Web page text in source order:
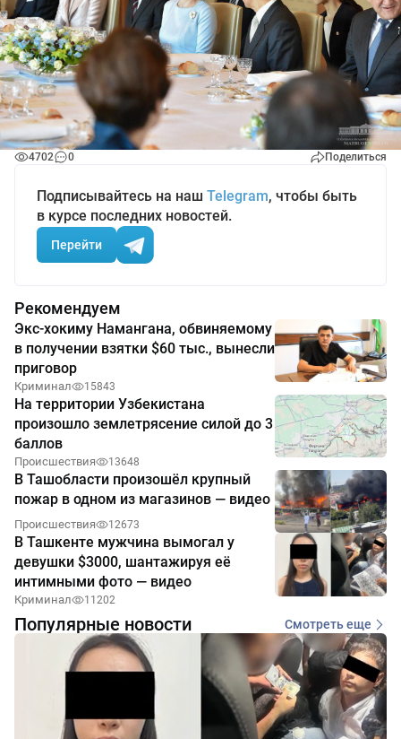
4702 0 Поделиться
Подписывайтесь на наш Telegram, чтобы быть
в курсе последних новостей.
Перейти
Рекомендуем
Экс-хокиму Намангана, обвиняемому
в получении взятки $60 тыс., вынесли
приговор
Криминал 15843
На территории Узбекистана
произошло землетрясение силой до 3
баллов
Происшествия 13648
В Ташобласти произошёл крупный
пожар в одном из магазинов — видео
Происшествия 12673
В Ташкенте мужчина вымогал у
девушки $3000, шантажируя её
интимными фото — видео
Криминал 11202
Популярные новости Смотреть еще